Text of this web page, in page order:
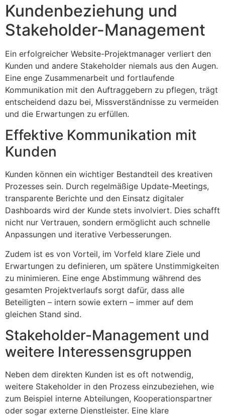
Kundenbeziehung und
Stakeholder-Management
Ein erfolgreicher Website-Projektmanager verliert den
Kunden und andere Stakeholder niemals aus den Augen.
Eine enge Zusammenarbeit und fortlaufende
Kommunikation mit den Auftraggebern zu pflegen, trägt
entscheidend dazu bei, Missverständnisse zu vermeiden
und die Erwartungen zu erfüllen.
Effektive Kommunikation mit
Kunden
Kunden können ein wichtiger Bestandteil des kreativen
Prozesses sein. Durch regelmäßige Update-Meetings,
transparente Berichte und den Einsatz digitaler
Dashboards wird der Kunde stets involviert. Dies schafft
nicht nur Vertrauen, sondern ermöglicht auch schnelle
Anpassungen und iterative Verbesserungen.
Zudem ist es von Vorteil, im Vorfeld klare Ziele und
Erwartungen zu definieren, um spätere Unstimmigkeiten
zu minimieren. Eine enge Abstimmung während des
gesamten Projektverlaufs sorgt dafür, dass alle
Beteiligten – intern sowie extern – immer auf dem
gleichen Stand sind.
Stakeholder-Management und
weitere Interessensgruppen
Neben dem direkten Kunden ist es oft notwendig,
weitere Stakeholder in den Prozess einzubeziehen, wie
zum Beispiel interne Abteilungen, Kooperationspartner
oder sogar externe Dienstleister. Eine klare